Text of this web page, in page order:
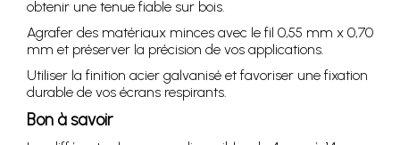
obtenir une tenue fiable sur bois.
Agrafer des matériaux minces avec le fil 0,55 mm x 0,70
mm et préserver la précision de vos applications.
Utiliser la finition acier galvanisé et favoriser une fixation
durable de vos écrans respirants.
Bon à savoir